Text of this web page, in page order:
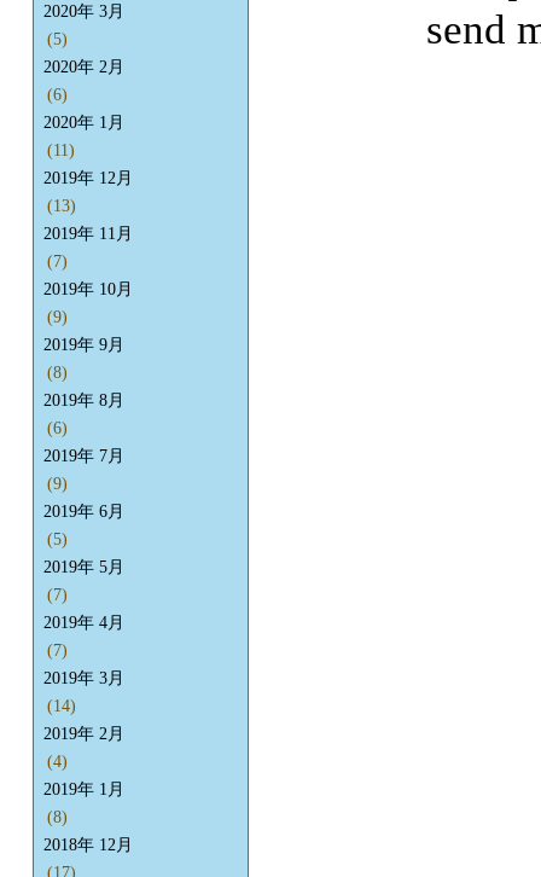
2020年 3月
(5)
2020年 2月
(6)
2020年 1月
(11)
2019年 12月
(13)
2019年 11月
(7)
2019年 10月
(9)
2019年 9月
(8)
2019年 8月
(6)
2019年 7月
(9)
2019年 6月
(5)
2019年 5月
(7)
2019年 4月
(7)
2019年 3月
(14)
2019年 2月
(4)
2019年 1月
(8)
2018年 12月
(17)
send